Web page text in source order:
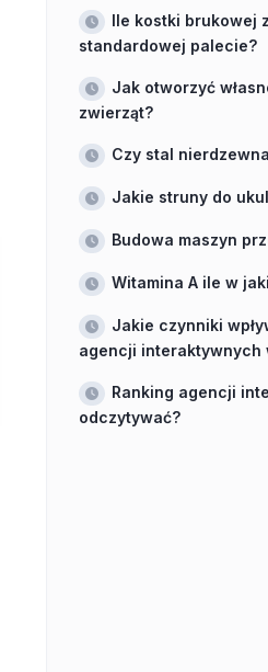
Ile kostki brukowej
standardowej palecie?
Jak otworzyć
zwierząt?
Czy stal
Jakie struny do
Budowa maszyn
Witamina A ile w
Jakie czynniki
agencji interaktywnych
Ranking agencji
odczytywać?